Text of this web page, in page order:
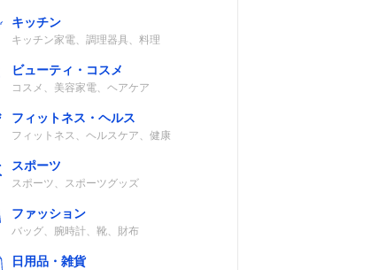
記載未確認
（5ルーメン
直射日光約7時
間
キッチン
キッチン家電、調理器具、料理
ビューティ・コスメ
コスメ、美容家電、ヘアケア
フィットネス・ヘルス
フィットネス、ヘルスケア、健康
スポーツ
スポーツ、スポーツグッズ
ファッション
バッグ、腕時計、靴、財布
日用品・雑貨